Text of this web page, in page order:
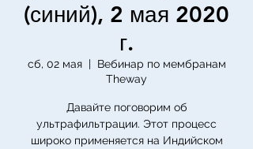
(синий), 2 мая 2020
г.
сб, 02 мая
  |
Вебинар по мембранам
Theway
Давайте поговорим об
ультрафильтрации. Этот процесс
широко применяется на Индийском